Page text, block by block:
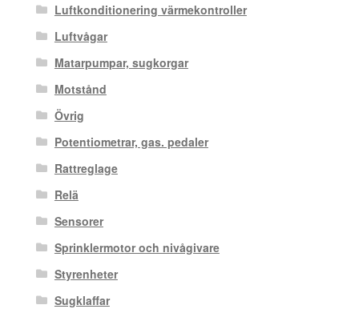
Luftkonditionering värmekontroller
Luftvågar
Matarpumpar, sugkorgar
Motstånd
Övrig
Potentiometrar, gas. pedaler
Rattreglage
Relä
Sensorer
Sprinklermotor och nivågivare
Styrenheter
Sugklaffar